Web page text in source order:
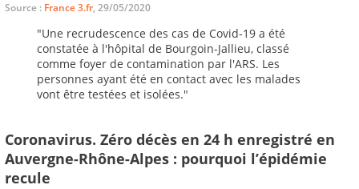
Source : France 3.fr, 29/05/2020
"Une recrudescence des cas de Covid-19 a été
constatée à l'hôpital de Bourgoin-Jallieu, classé
comme foyer de contamination par l'ARS. Les
personnes ayant été en contact avec les malades
vont être testées et isolées."
Coronavirus. Zéro décès en 24 h enregistré en
Auvergne-Rhône-Alpes : pourquoi l’épidémie
recule